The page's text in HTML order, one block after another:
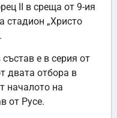
II в среща от 9-ия
стадион „Христо
е в серия от
двата отбора в
началото на
от Русе.